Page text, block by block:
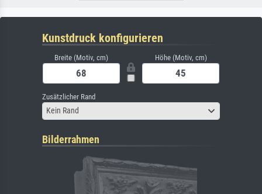
Kunstdruck konfigurieren
Breite (Motiv, cm) Höhe (Motiv, cm)
Zusätzlicher Rand
Kein Rand
Bilderrahmen